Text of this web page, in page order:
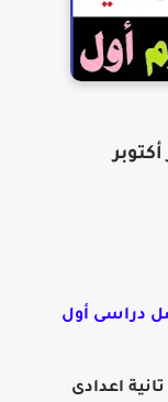
دراسى أول
اعدادى